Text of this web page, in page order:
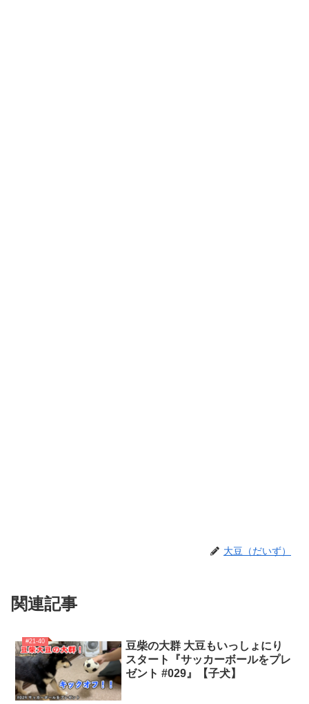
大豆（だいず）
関連記事
#21-40
豆柴の大群 大豆もいっしょにり
スタート『サッカーボールをプレ
ゼント #029』【子犬】